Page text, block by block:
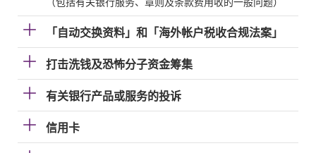
（包括有关银行服务、章则及条款费用收的一般问题）
「自动交换资料」和「海外帐户税收合规法案」
打击洗钱及恐怖分子资金筹集
有关银行产品或服务的投诉
信用卡